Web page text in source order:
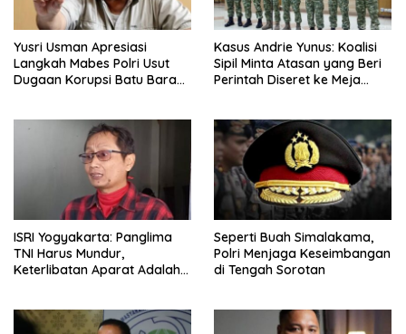
Yusri Usman Apresiasi
Langkah Mabes Polri Usut
Dugaan Korupsi Batu Bara
Kasus Andrie Yunus: Koalisi
Sipil Minta Atasan yang Beri
Perintah Diseret ke Meja
ISRI Yogyakarta: Panglima
TNI Harus Mundur,
Keterlibatan Aparat Adalah
Seperti Buah Simalakama,
Polri Menjaga Keseimbangan
di Tengah Sorotan